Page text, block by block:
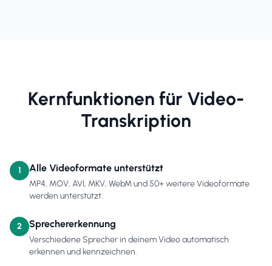
Kernfunktionen für Video-
Transkription
1 Alle Videoformate unterstützt
MP4, MOV, AVI, MKV, WebM und 50+ weitere Videoformate
werden unterstützt.
2 Sprechererkennung
Verschiedene Sprecher in deinem Video automatisch
erkennen und kennzeichnen.